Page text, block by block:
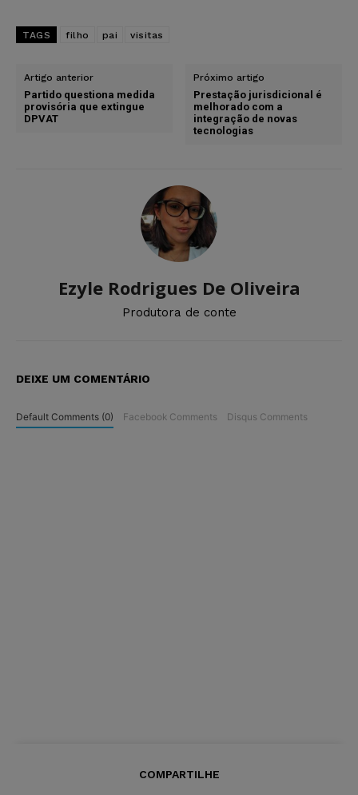
TAGS filho pai visitas
Artigo anterior
Partido questiona medida
provisória que extingue
DPVAT
Próximo artigo
Prestação jurisdicional é
melhorado com a
integração de novas
tecnologias
Ezyle Rodrigues De Oliveira
Produtora de conte
DEIXE UM COMENTÁRIO
Default Comments (0) Facebook Comments Disqus Comments
COMPARTILHE